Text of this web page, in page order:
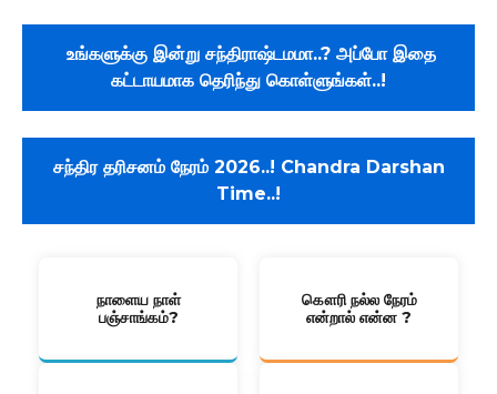
உங்களுக்கு இன்று சந்திராஷ்டமமா..? அப்போ இதை
கட்டாயமாக தெரிந்து கொள்ளுங்கள்..!
சந்திர தரிசனம் நேரம் 2026..! Chandra Darshan
Time..!
நாளைய நாள்
பஞ்சாங்கம்?
கௌரி நல்ல நேரம்
என்றால் என்ன ?